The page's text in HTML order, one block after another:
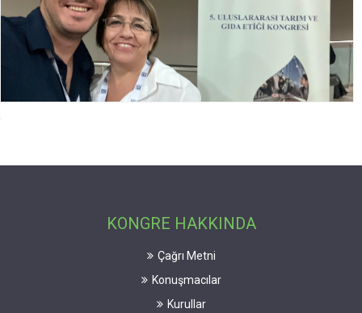
KONGRE HAKKINDA
Çağrı Metni
Konuşmacılar
Kurullar